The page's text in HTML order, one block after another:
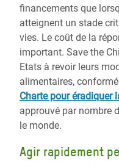
financements que
atteignent un stade
vies. Le coût de la
important. Save the
Etats à revoir leurs
alimentaires,
Charte pour éradiquer
approuvé par nombre
le monde.
Agir rapidement